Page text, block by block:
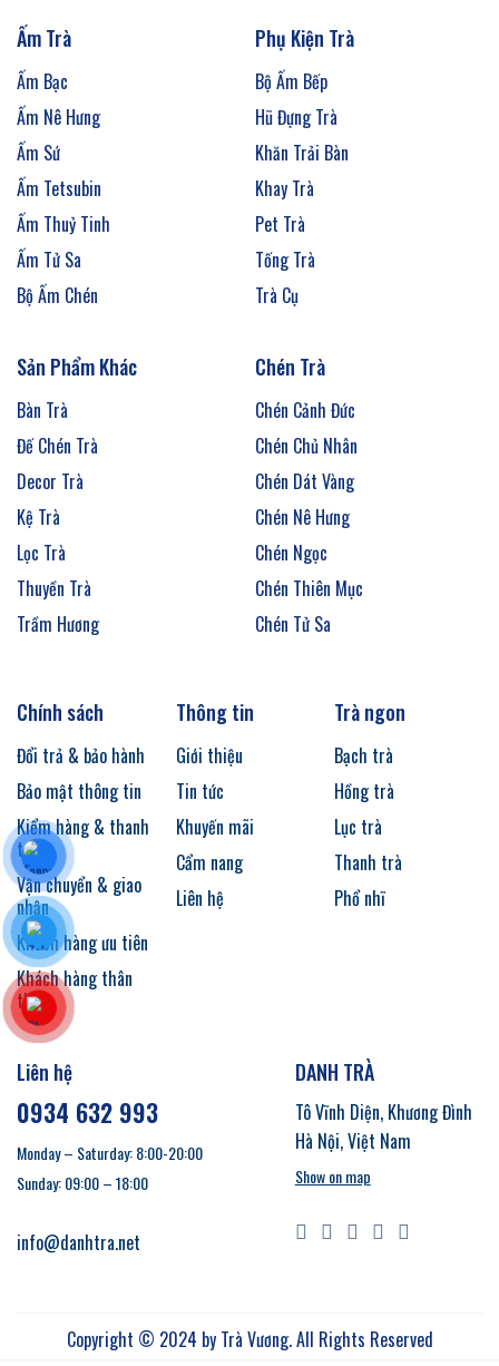
Ấm Trà
Ấm Bạc
Ấm Nê Hưng
Ấm Sứ
Ấm Tetsubin
Ấm Thuỷ Tinh
Ấm Tử Sa
Bộ Ấm Chén
Phụ Kiện Trà
Bộ Ấm Bếp
Hũ Đựng Trà
Khăn Trải Bàn
Khay Trà
Pet Trà
Tống Trà
Trà Cụ
Sản Phẩm Khác
Bàn Trà
Đế Chén Trà
Decor Trà
Kệ Trà
Lọc Trà
Thuyền Trà
Trầm Hương
Chén Trà
Chén Cảnh Đức
Chén Chủ Nhân
Chén Dát Vàng
Chén Nê Hưng
Chén Ngọc
Chén Thiên Mục
Chén Tử Sa
Chính sách
Đổi trả & bảo hành
Bảo mật thông tin
Kiểm hàng & thanh
toán
Vận chuyển & giao
nhận
Khách hàng ưu tiên
Khách hàng thân
thiết
Thông tin
Giới thiệu
Tin tức
Khuyến mãi
Cẩm nang
Liên hệ
Trà ngon
Bạch trà
Hồng trà
Lục trà
Thanh trà
Phổ nhĩ
Liên hệ
0934 632 993
Monday – Saturday: 8:00-20:00
Sunday: 09:00 – 18:00
info@danhtra.net
DANH TRÀ
Tô Vĩnh Diện, Khương Đình
Hà Nội, Việt Nam
Show on map
Copyright © 2024 by Trà Vương. All Rights Reserved